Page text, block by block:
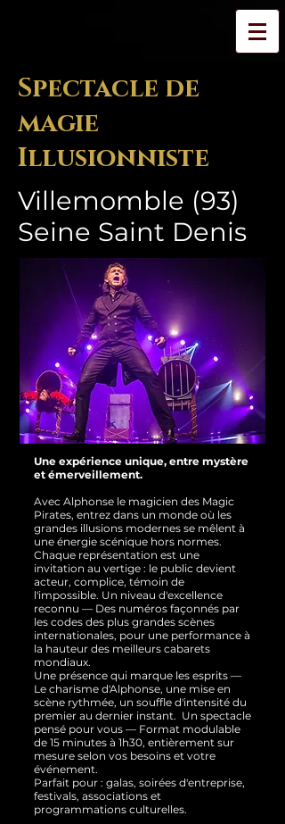
Spectacle de
magie
Illusionniste
Villemomble (93)
Seine Saint Denis
Une expérience unique, entre mystère
et émerveillement.
Avec Alphonse le magicien des Magic
Pirates, entrez dans un monde où les
grandes illusions modernes se mêlent à
une énergie scénique hors normes.
Chaque représentation est une
invitation au vertige : le public devient
acteur, complice, témoin de
l'impossible. Un niveau d'excellence
reconnu — Des numéros façonnés par
les codes des plus grandes scènes
internationales, pour une performance à
la hauteur des meilleurs cabarets
mondiaux.
Une présence qui marque les esprits —
Le charisme d'Alphonse, une mise en
scène rythmée, un souffle d'intensité du
premier au dernier instant. Un spectacle
pensé pour vous — Format modulable
de 15 minutes à 1h30, entièrement sur
mesure selon vos besoins et votre
événement.
Parfait pour : galas, soirées d'entreprise,
festivals, associations et
programmations culturelles.